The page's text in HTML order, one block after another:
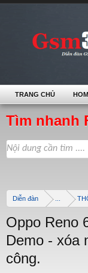
Tìm nhanh
Diễn đàn
Oppo Reno
Demo - xóa
công.
TRANG CHỦ